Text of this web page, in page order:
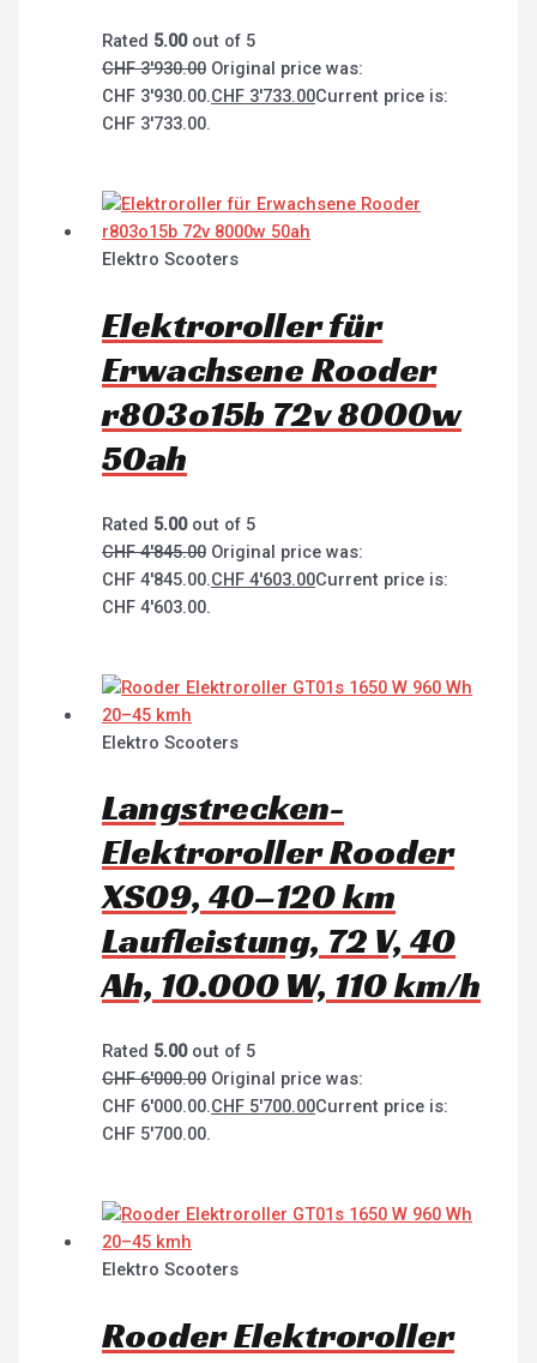
Rated 5.00out of 5
CHF3'930.00 Original price was:
CHF 3'930.00.CHF 3'733.00Current price is:
CHF 3'733.00.
Elektro Scooters
Elektroroller für
Erwachsene Rooder
r803o15b 72v 8000w
50ah
Rated 5.00out of 5
CHF4'845.00 Original price was:
CHF 4'845.00.CHF 4'603.00Current price is:
CHF 4'603.00.
Elektro Scooters
Langstrecken-
Elektroroller Rooder
XS09, 40–120 km
Laufleistung, 72 V, 40
Ah, 10.000 W, 110 km/h
Rated 5.00out of 5
CHF6'000.00 Original price was:
CHF 6'000.00.CHF 5'700.00Current price is:
CHF 5'700.00.
Elektro Scooters
Rooder Elektroroller